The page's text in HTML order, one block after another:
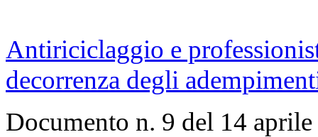
Antiriciclaggio e
decorrenza degli
Documento n. 9 del 14